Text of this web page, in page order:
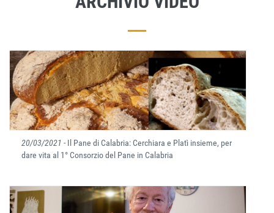
20/03/2021 - Il Pane di Calabria: Cerchiara e Platì insieme, per
dare vita al 1° Consorzio del Pane in Calabria